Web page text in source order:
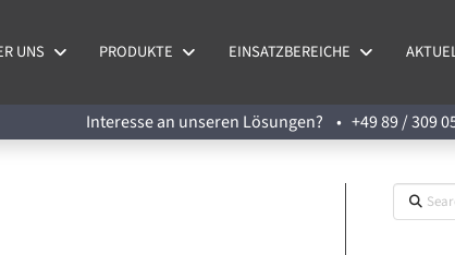
UNS PRODUKTE EINSATZBEREICHE
Interesse an unseren Lösungen? • +49 89 / 309
Search